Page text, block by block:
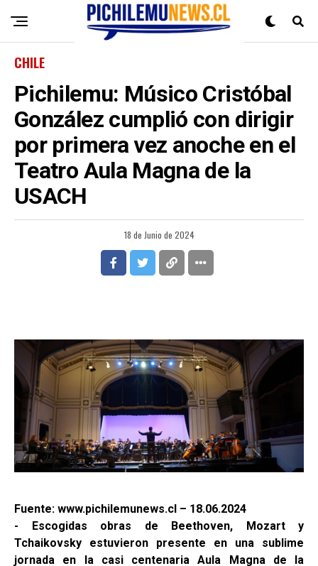
CHILE
Pichilemu: Músico Cristóbal
González cumplió con dirigir
por primera vez anoche en el
Teatro Aula Magna de la
USACH
18 de Junio de 2024
Fuente: www.pichilemunews.cl – 18.06.2024
- Escogidas obras de Beethoven, Mozart y
Tchaikovsky estuvieron presente en una sublime
jornada en la casi centenaria Aula Magna de la